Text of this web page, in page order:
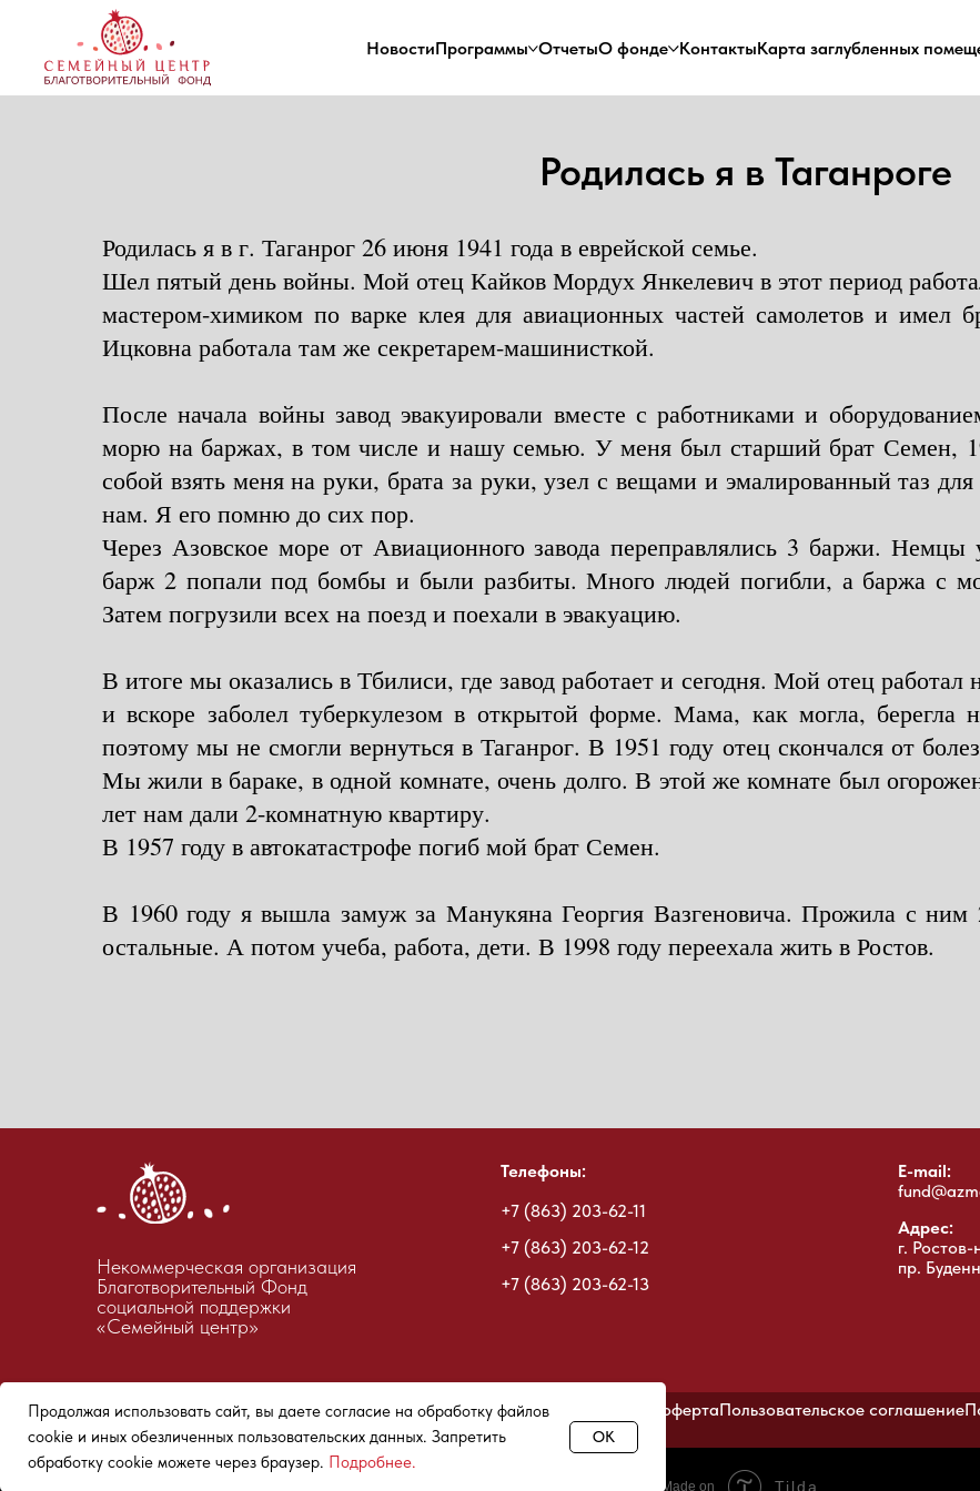
НовостиПрограммы ОтчетыО фонде КонтактыКарта заглубленных
Продолжая использовать сайт, вы даете согласие на обработку файлов
cookie и иных обезличенных пользовательских данных. Запретить
обработку cookie можете через браузер. Подробнее.
OK
Родилась я в Таганроге
Родилась я в г. Таганрог 26 июня 1941 года в еврейской семье.
Шел пятый день войны. Мой отец Кайков Мордух Янкелевич в этот период
мастером-химиком по варке клея для авиационных частей самолетов и имел
Ицковна работала там же секретарем-машинисткой.
После начала войны завод эвакуировали вместе с работниками и
морю на баржах, в том числе и нашу семью. У меня был старший брат Семен,
собой взять меня на руки, брата за руки, узел с вещами и эмалированный таз
нам. Я его помню до сих пор.
Через Азовское море от Авиационного завода переправлялись 3 баржи.
барж 2 попали под бомбы и были разбиты. Много людей погибли, а баржа с
Затем погрузили всех на поезд и поехали в эвакуацию.
В итоге мы оказались в Тбилиси, где завод работает и сегодня. Мой отец работал
и вскоре заболел туберкулезом в открытой форме. Мама, как могла, берегла
поэтому мы не смогли вернуться в Таганрог. В 1951 году отец скончался от
Мы жили в бараке, в одной комнате, очень долго. В этой же комнате был
лет нам дали 2-комнатную квартиру.
В 1957 году в автокатастрофе погиб мой брат Семен.
В 1960 году я вышла замуж за Манукяна Георгия Вазгеновича. Прожила с
остальные. А потом учеба, работа, дети. В 1998 году переехала жить в Ростов.
Некоммерческая организация
Благотворительный Фонд
социальной поддержки
«Семейный центр»
Телефоны:
+7 (863) 203-62-11
+7 (863) 203-62-12
+7 (863) 203-62-13
E-mail:
Адрес:
г.
пр.
Официальные документыПолитика обработки персональных данных Публичная офертаПользовательское соглашение
Политика конфиденциальности
Made on Tilda